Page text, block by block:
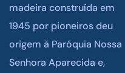
madeira construída em
1945 por pioneiros deu
origem à Paróquia Nossa
Senhora Aparecida e,